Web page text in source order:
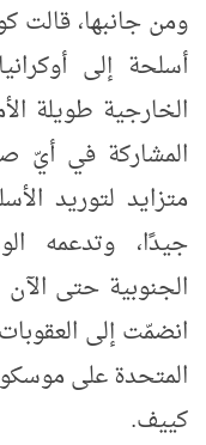
ومن جانبها، قالت
أسلحة إلى
الخارجية طويلة
المشاركة في
متزايد لتوريد
جيدًا، وتدعمه
الجنوبية حتى الآن
انضمّت إلى
المتحدة على
كييف.